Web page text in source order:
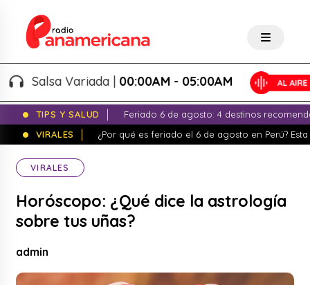
Salsa Variada |00:00AM - 05:00AM
TIPS Y SALUD
Feriado 6 de agosto: 4 destinos
VIRALES
¿Por qué es feriado el 6 de agosto en Perú?
VIRALES
Horóscopo: ¿Qué dice la astrología
sobre tus uñas?
admin